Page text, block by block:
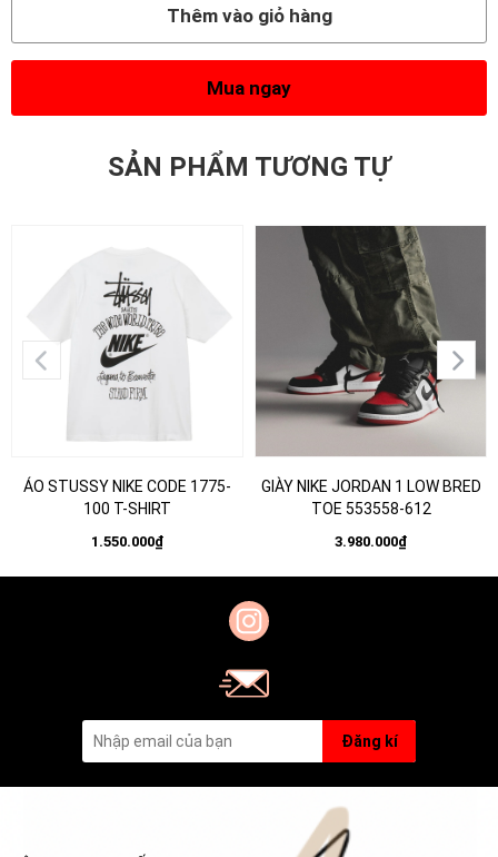
Thêm vào giỏ hàng
Mua ngay
SẢN PHẨM TƯƠNG TỰ
ÁO STUSSY NIKE CODE 1775-
100 T-SHIRT
1.550.000₫
GIÀY NIKE JORDAN 1 LOW BRED
TOE 553558-612
3.980.000₫
Đăng kí